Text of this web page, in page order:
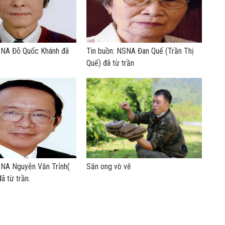
Đỗ Quốc Khánh đã
Tin buồn: NSNA Đan Quế (Trần Thị
Quế) đã từ trần
Nguyễn Văn Trỉnh(
từ trần.
Săn ong vò vẽ